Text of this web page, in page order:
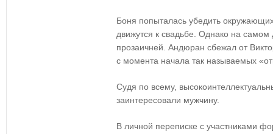
Боня попыталась убедить
движутся к свадьбе. Однако на самом
прозаичней. Андюран сбежал от
с момента начала так называемых
Судя по всему,
заинтересовали мужчину.
В личной переписке с участниками